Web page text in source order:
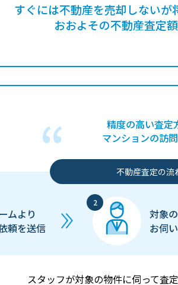
すぐには不動産を売却しないが
おおよその不動産査定
精度の高い査定
マンションの訪
スタッフが対象の物件に伺って査
不動産査定の流
ムより
頼を送信
対象
お伺